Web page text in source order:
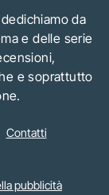
da
e delle serie
e soprattutto
Contatti
pubblicità